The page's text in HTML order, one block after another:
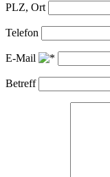
PLZ, Ort
Telefon
E-Mail
Betreff